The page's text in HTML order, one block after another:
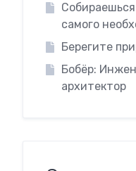
самого
Берегите
Бобёр:
архитектор